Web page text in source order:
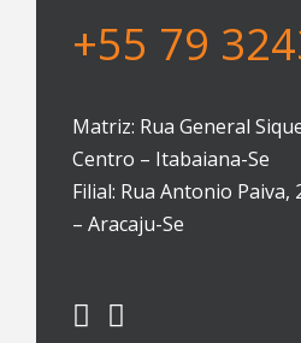
+55 79
Matriz: Rua General
Centro – Itabaiana-Se
Filial: Rua Antonio Paiva,
– Aracaju-Se